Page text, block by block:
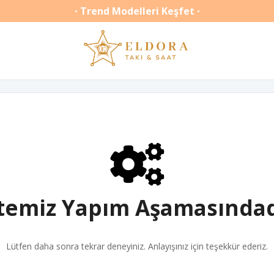
• Trend Modelleri Keşfet •
Yapım
Lütfen daha sonra tekrar deneyiniz. Anlayışınız için teşekkür ederiz.